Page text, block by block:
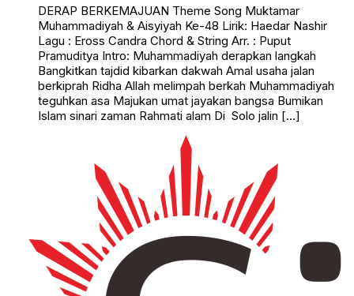
DERAP BERKEMAJUAN Theme Song Muktamar
Muhammadiyah & Aisyiyah Ke-48 Lirik: Haedar Nashir
Lagu : Eross Candra Chord & String Arr. : Puput
Pramuditya Intro: Muhammadiyah derapkan langkah
Bangkitkan tajdid kibarkan dakwah Amal usaha jalan
berkiprah Ridha Allah melimpah berkah Muhammadiyah
teguhkan asa Majukan umat jayakan bangsa Bumikan
Islam sinari zaman Rahmati alam Di Solo jalin […]